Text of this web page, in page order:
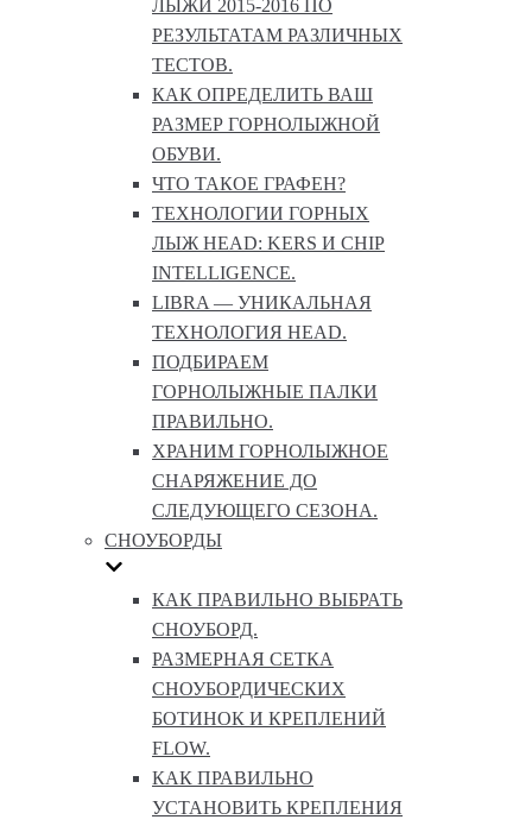
ЛЫЖИ 2015-2016 ПО
РЕЗУЛЬТАТАМ РАЗЛИЧНЫХ
ТЕСТОВ.
КАК ОПРЕДЕЛИТЬ ВАШ
РАЗМЕР ГОРНОЛЫЖНОЙ
ОБУВИ.
ЧТО ТАКОЕ ГРАФЕН?
ТЕХНОЛОГИИ ГОРНЫХ
ЛЫЖ HEAD: KERS И CHIP
INTELLIGENCE.
LIBRA — УНИКАЛЬНАЯ
ТЕХНОЛОГИЯ HEAD.
ПОДБИРАЕМ
ГОРНОЛЫЖНЫЕ ПАЛКИ
ПРАВИЛЬНО.
ХРАНИМ ГОРНОЛЫЖНОЕ
СНАРЯЖЕНИЕ ДО
СЛЕДУЮЩЕГО СЕЗОНА.
СНОУБОРДЫ
КАК ПРАВИЛЬНО ВЫБРАТЬ
СНОУБОРД.
РАЗМЕРНАЯ СЕТКА
СНОУБОРДИЧЕСКИХ
БОТИНОК И КРЕПЛЕНИЙ
FLOW.
КАК ПРАВИЛЬНО
УСТАНОВИТЬ КРЕПЛЕНИЯ